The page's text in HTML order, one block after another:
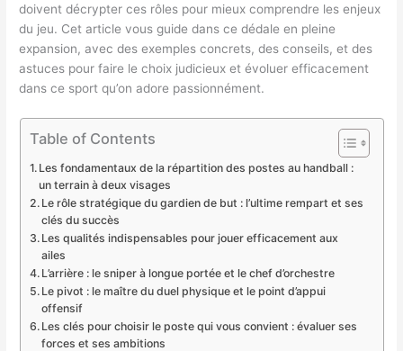
doivent décrypter ces rôles pour mieux comprendre les enjeux
du jeu. Cet article vous guide dans ce dédale en pleine
expansion, avec des exemples concrets, des conseils, et des
astuces pour faire le choix judicieux et évoluer efficacement
dans ce sport qu’on adore passionnément.
Table of Contents
Les fondamentaux de la répartition des postes au handball :
un terrain à deux visages
Le rôle stratégique du gardien de but : l’ultime rempart et ses
clés du succès
Les qualités indispensables pour jouer efficacement aux
ailes
L’arrière : le sniper à longue portée et le chef d’orchestre
Le pivot : le maître du duel physique et le point d’appui
offensif
Les clés pour choisir le poste qui vous convient : évaluer ses
forces et ses ambitions